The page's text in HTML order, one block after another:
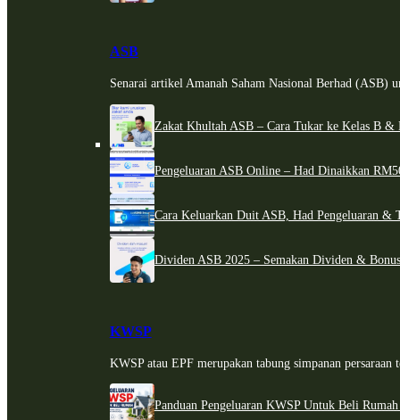
ASB
Senarai artikel Amanah Saham Nasional Berhad (ASB)
Zakat Khultah ASB – Cara Tukar ke Kelas B &
Pengeluaran ASB Online – Had Dinaikkan
Cara Keluarkan Duit ASB, Had Pengeluaran &
Dividen ASB 2025 – Semakan Dividen &
KWSP
KWSP atau EPF merupakan tabung simpanan persaraan
Panduan Pengeluaran KWSP Untuk Beli